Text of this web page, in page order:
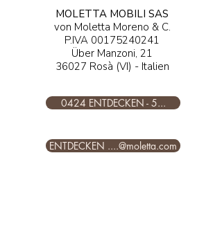
MOLETTA MOBILI SAS
von Moletta Moreno & C.
P.IVA 00175240241
Über Manzoni, 21
36027 Rosà (VI) - Italien
0424 ENTDECKEN - 5...
ENTDECKEN ....@moletta.com